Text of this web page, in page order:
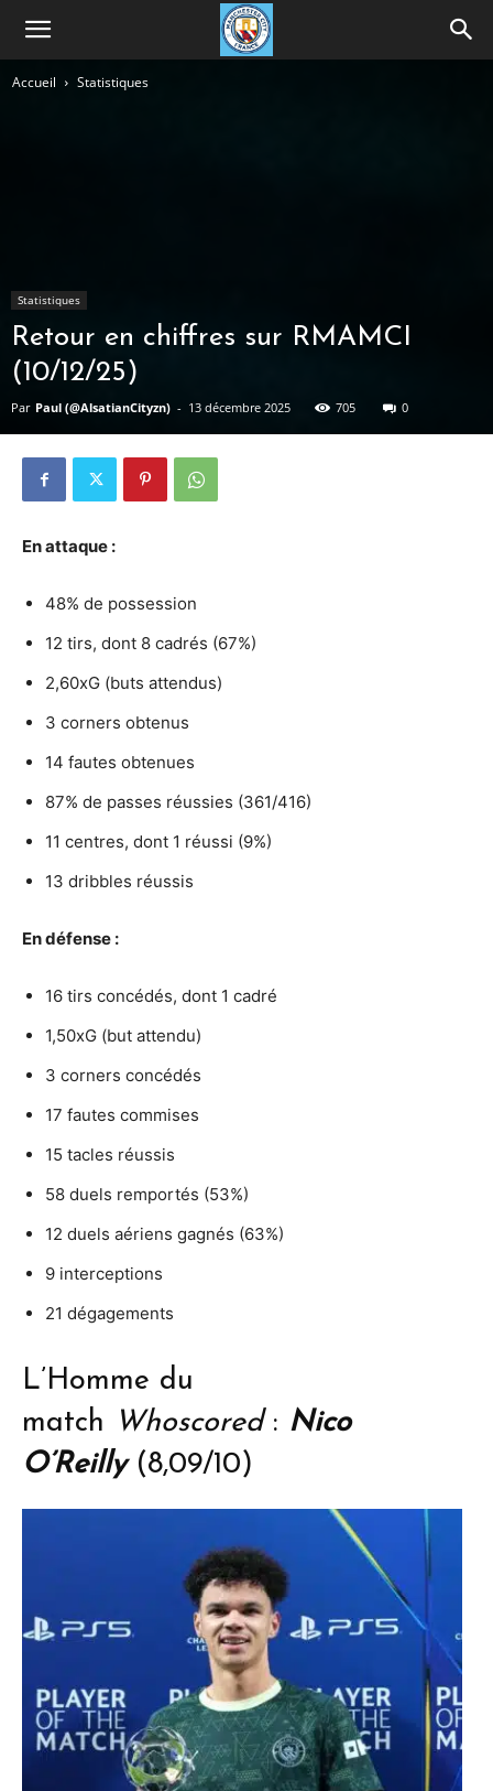
Accueil Statistiques
Statistiques
Retour en chiffres sur RMAMCI
(10/12/25)
Par Paul (@AlsatianCityzn) - 13 décembre 2025 705 0
En attaque :
48% de possession
12 tirs, dont 8 cadrés (67%)
2,60xG (buts attendus)
3 corners obtenus
14 fautes obtenues
87% de passes réussies (361/416)
11 centres, dont 1 réussi (9%)
13 dribbles réussis
En défense :
16 tirs concédés, dont 1 cadré
1,50xG (but attendu)
3 corners concédés
17 fautes commises
15 tacles réussis
58 duels remportés (53%)
12 duels aériens gagnés (63%)
9 interceptions
21 dégagements
L’Homme du
match
Whoscored : Nico
O’Reilly (8,09/10)